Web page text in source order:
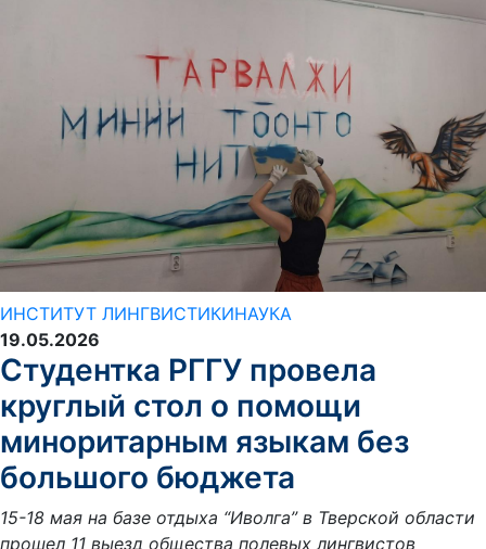
ИНСТИТУТ ЛИНГВИСТИКИНАУКА
19.05.2026
Студентка РГГУ провела
круглый стол о помощи
миноритарным языкам без
большого бюджета
15-18 мая на базе отдыха “Иволга” в Тверской области
прошел 11 выезд общества полевых лингвистов